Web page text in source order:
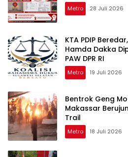
Metro 28 Juli 2026
KTA PDIP
Hamda Dakka
PAW DPR RI
Metro 19 Juli 2026
Bentrok Geng
Makassar
Trail
Metro 18 Juli 2026